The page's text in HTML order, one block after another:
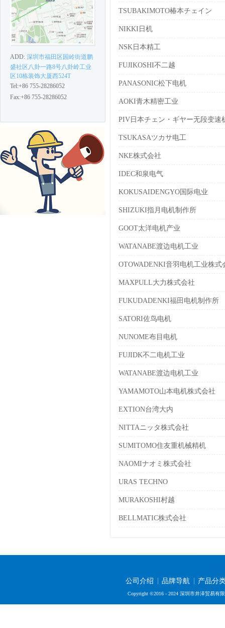
ADD: 深圳市福田区园岭街道鹏
盛社区八卦一路8号八卦岭工业
区10栋装饰大厦西524T
Tel:+86 755-28286052
Fax:+86 755-28286052
TSUBAKIMOTO椿本チェイン
NIKKI日机
NSK日本精工
FUJIKOSHI不二越
PANASONIC松下电机
AOKI青木精密工业
PIV日本チェン・ギヤー无段变速
TSUKASAツカサ电工
NKE株式会社
IDEC和泉电气
KOKUSAIDENGYO国际电业
SHIZUKI指月电机制作所
GOOT太洋电机产业
WATANABE渡边电机工业
OTOWADENKI音羽电机工业株式
MAXPULL大力株式会社
FUKUDADENKI福田电机制作所
SATORI佐鸟电机
NUNOME布目电机
FUJIDK不二电机工业
WATANABE渡边电机工业
YAMAMOTO山本电机株式会社
EXTION台湾大内
NITTAニッタ株式会社
SUMITOMO住友重机械精机
NAOMIナオミ株式会社
URAS TECHNO
MURAKOSHI村越
BELLMATIC株式会社
公司介绍 品牌导航 产品分
Copyright ©2016 - 2024 深圳市井泽贸易有